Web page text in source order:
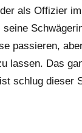
als Offizier
seine
passieren,
lassen. Das
schlug dieser